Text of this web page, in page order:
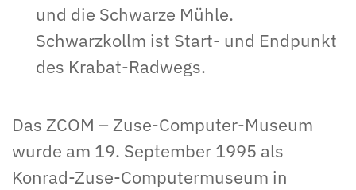
und die Schwarze Mühle.
Schwarzkollm ist Start- und Endpunkt
des Krabat-Radwegs.
Das ZCOM – Zuse-Computer-Museum
wurde am 19. September 1995 als
Konrad-Zuse-Computermuseum in